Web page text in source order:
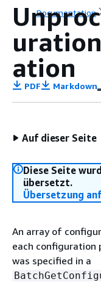
Documentation
ation
PDF Markdown
Auf dieser Seite
Diese Seite
übersetzt.
Übersetzung
An array of
each configuration
was specified in a